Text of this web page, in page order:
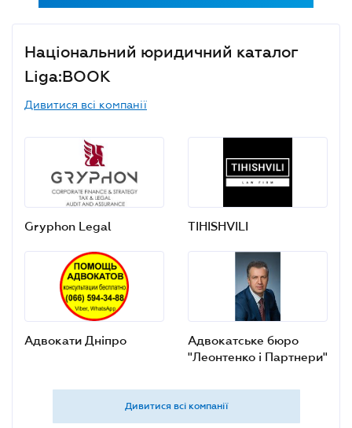
Національний юридичний каталог
Liga:BOOK
Дивитися всі компанії
Gryphon Legal TIHISHVILI
Адвокати Дніпро
Адвокатське бюро
"Леонтенко і Партнери"
Дивитися всі компанії